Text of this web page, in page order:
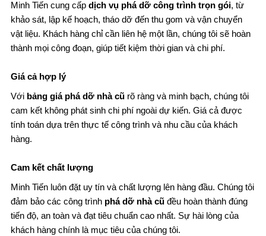
Minh Tiến cung cấp dịch vụ phá dỡ công trình trọn gói, từ
khảo sát, lập kế hoạch, tháo dỡ đến thu gom và vận chuyển
vật liệu. Khách hàng chỉ cần liên hệ một lần, chúng tôi sẽ hoàn
thành mọi công đoạn, giúp tiết kiệm thời gian và chi phí.
Giá cả hợp lý
Với bảng giá phá dỡ nhà cũ rõ ràng và minh bạch, chúng tôi
cam kết không phát sinh chi phí ngoài dự kiến. Giá cả được
tính toán dựa trên thực tế công trình và nhu cầu của khách
hàng.
Cam kết chất lượng
Minh Tiến luôn đặt uy tín và chất lượng lên hàng đầu. Chúng tôi
đảm bảo các công trình phá dỡ nhà cũ đều hoàn thành đúng
tiến độ, an toàn và đạt tiêu chuẩn cao nhất. Sự hài lòng của
khách hàng chính là mục tiêu của chúng tôi.